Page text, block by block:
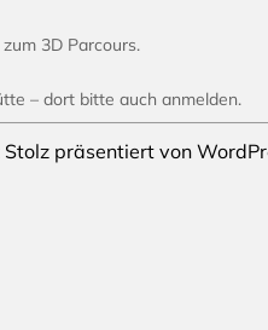
3D Parcours.
– dort bitte auch anmelden.
präsentiert von